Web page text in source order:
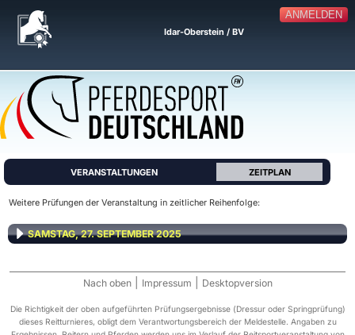
ANMELDEN
Idar-Oberstein / BV
VERANSTALTUNGEN ZEITPLAN
Weitere Prüfungen der Veranstaltung in zeitlicher Reihenfolge:
SAMSTAG, 27. SEPTEMBER 2025
Nach oben Impressum Desktopversion
Die Richtigkeit der oben aufgeführten Prüfungsergebnisse (Dressur oder Springprüfung)
dieses Reitturnieres, obligt dem Verantwortungsbereich der Meldestelle. Angaben zu